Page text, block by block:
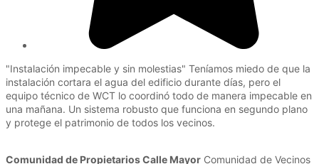
"Instalación impecable y sin molestias" Teníamos miedo de que la
instalación cortara el agua del edificio durante días, pero el
equipo técnico de WCT lo coordinó todo de manera impecable en
una mañana. Un sistema robusto que funciona en segundo plano
y protege el patrimonio de todos los vecinos.
Comunidad de Propietarios Calle Mayor Comunidad de Vecinos